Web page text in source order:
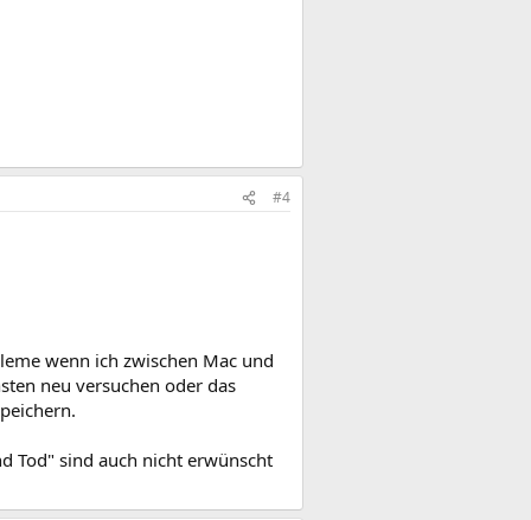
#4
wenn ich zwischen Mac und
neu versuchen oder das
Tod" sind auch nicht erwünscht